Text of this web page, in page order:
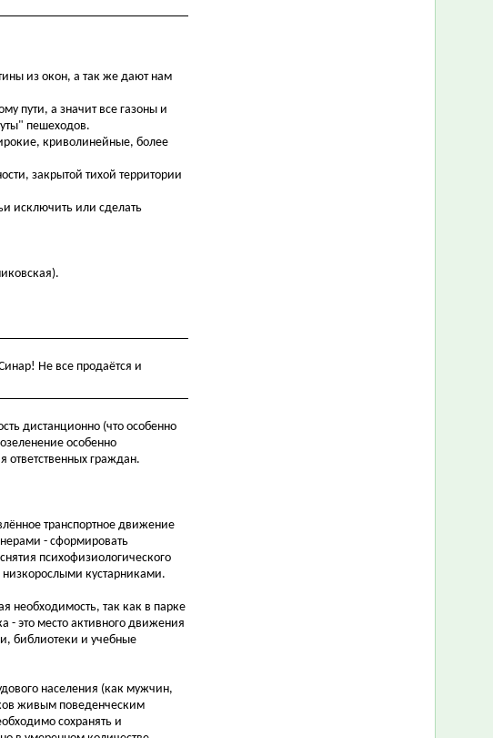
из окон, а так же дают нам
пути, а значит все газоны и
пешеходов.
криволинейные, более
закрытой тихой территории
исключить или сделать
Не все продаётся и
дистанционно (что особенно
особенно
ответственных граждан.
транспортное движение
- сформировать
психофизиологического
кустарниками.
необходимость, так как в парке
- это место активного движения
библиотеки и учебные
населения (как мужчин,
живым поведенческим
сохранять и